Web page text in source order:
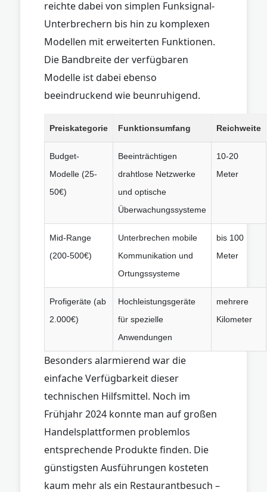
reichte dabei von simplen Funksignal-
Unterbrechern bis hin zu komplexen
Modellen mit erweiterten Funktionen.
Die Bandbreite der verfügbaren
Modelle ist dabei ebenso
beeindruckend wie beunruhigend.
Preiskategorie Funktionsumfang Reichweite
Budget-
Modelle (25-
50€)
Beeinträchtigen
drahtlose Netzwerke
und optische
Überwachungssysteme
10-20
Meter
Mid-Range
(200-500€)
Unterbrechen mobile
Kommunikation und
Ortungssysteme
bis 100
Meter
Profigeräte (ab
2.000€)
Hochleistungsgeräte
für spezielle
Anwendungen
mehrere
Kilometer
Besonders alarmierend war die
einfache Verfügbarkeit dieser
technischen Hilfsmittel. Noch im
Frühjahr 2024 konnte man auf großen
Handelsplattformen problemlos
entsprechende Produkte finden. Die
günstigsten Ausführungen kosteten
kaum mehr als ein Restaurantbesuch –